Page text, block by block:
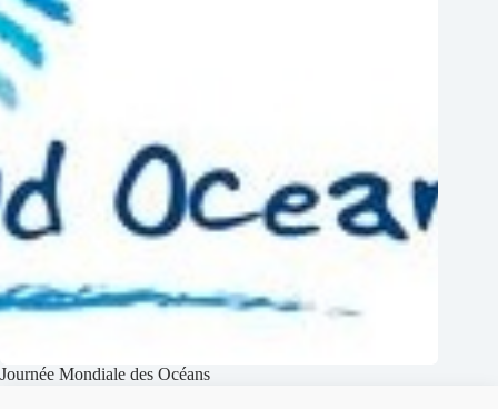
Journée Mondiale des Océans